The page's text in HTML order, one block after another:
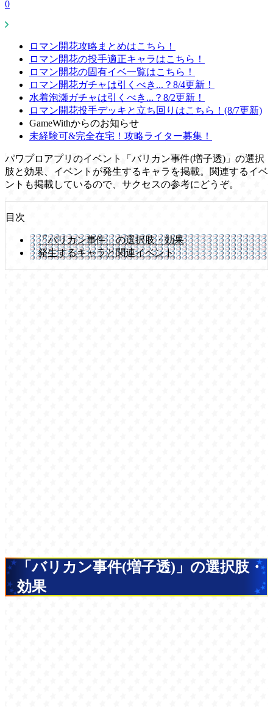
0
ロマン開花攻略まとめはこちら！
ロマン開花の投手適正キャラはこちら！
ロマン開花の固有イベ一覧はこちら！
ロマン開花ガチャは引くべき...？8/4更新！
水着泡瀬ガチャは引くべき...？8/2更新！
ロマン開花投手デッキと立ち回りはこちら！(8/7更新)
GameWithからのお知らせ
未経験可&完全在宅！攻略ライター募集！
パワプロアプリのイベント「バリカン事件(増子透)」の選択
肢と効果、イベントが発生するキャラを掲載。関連するイベ
ントも掲載しているので、サクセスの参考にどうぞ。
目次
「バリカン事件」の選択肢・効果
発生するキャラと関連イベント
「バリカン事件(増子透)」の選択肢・
効果